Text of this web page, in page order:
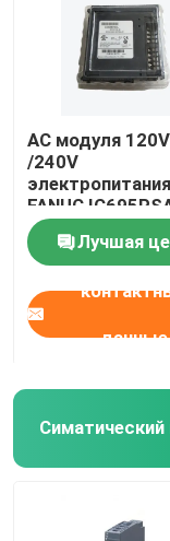
AC модуля 120V
/240V
FANUC
RX3i
Лучшая
данные